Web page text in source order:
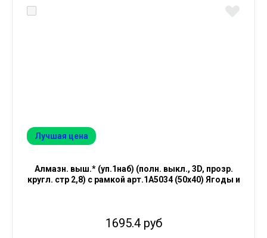
Лучшая цена
Алмазн. выш.* (уп.1наб) (полн. выкл., 3D, прозр.
кругл. стр 2,8) с рамкой арт.1А5034 (50х40) Ягоды и
1695.4 руб